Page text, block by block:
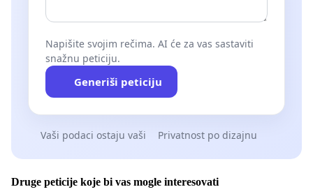
Napišite svojim rečima. AI će za vas sastaviti
snažnu peticiju.
Generiši peticiju
Vaši podaci ostaju vaši Privatnost po dizajnu
Druge peticije koje bi vas mogle interesovati